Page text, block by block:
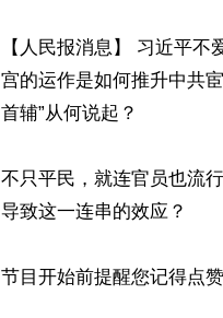
【人民报消息】 习近平
宫的运作是如何推升中共
首辅”从何说起？
不只平民，就连官员也流
导致这一连串的效应？
节目开始前提醒您记得点